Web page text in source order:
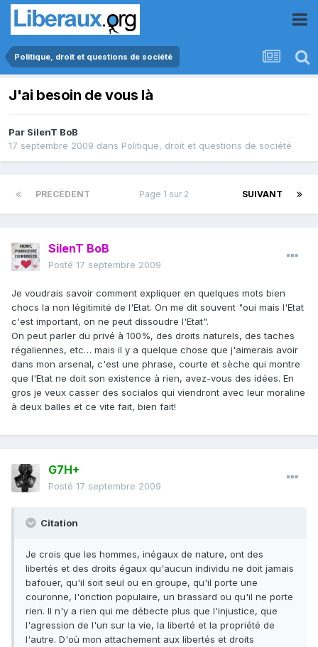
Politique, droit et questions de société
J'ai besoin de vous là
Par SilenT BoB
17 septembre 2009 dans Politique, droit et questions de société
PRÉCÉDENT SUIVANT
Page 1 sur 2
SilenT BoB
Posté 17 septembre 2009
Je voudrais savoir comment expliquer en quelques mots bien
chocs la non légitimité de l'Etat. On me dit souvent "oui mais l'Etat
c'est important, on ne peut dissoudre l'Etat".
On peut parler du privé à 100%, des droits naturels, des taches
régaliennes, etc… mais il y a quelque chose que j'aimerais avoir
dans mon arsenal, c'est une phrase, courte et sèche qui montre
que l'Etat ne doit son existence à rien, avez-vous des idées. En
gros je veux casser des socialos qui viendront avec leur moraline
à deux balles et ce vite fait, bien fait!
G7H+
Posté 17 septembre 2009
Citation
Je crois que les hommes, inégaux de nature, ont des
libertés et des droits égaux qu'aucun individu ne doit jamais
bafouer, qu'il soit seul ou en groupe, qu'il porte une
couronne, l'onction populaire, un brassard ou qu'il ne porte
rien. Il n'y a rien qui me débecte plus que l'injustice, que
l'agression de l'un sur la vie, la liberté et la propriété de
l'autre. D'où mon attachement aux libertés et droits